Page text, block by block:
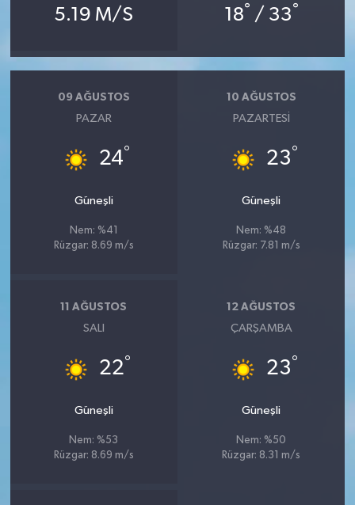
5.19 M/S 18° / 33°
09 AĞUSTOS
PAZAR
24°
Güneşli
Nem: %41
Rüzgar: 8.69 m/s
10 AĞUSTOS
PAZARTESI
23°
Güneşli
Nem: %48
Rüzgar: 7.81 m/s
11 AĞUSTOS
SALI
22°
Güneşli
Nem: %53
Rüzgar: 8.69 m/s
12 AĞUSTOS
ÇARŞAMBA
23°
Güneşli
Nem: %50
Rüzgar: 8.31 m/s